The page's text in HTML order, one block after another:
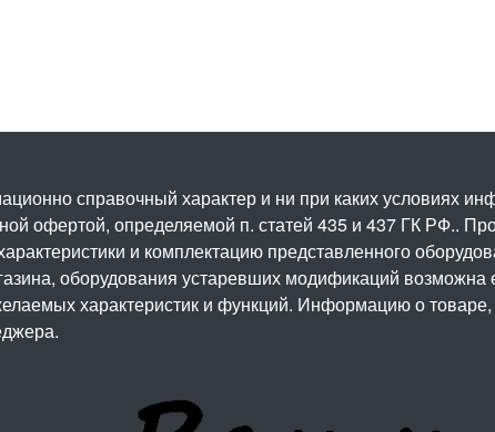
справочный характер и ни при каких условиях
офертой, определяемой п. статей 435 и 437 ГК РФ..
и комплектацию представленного
оборудования устаревших модификаций
характеристик и функций. Информацию о товаре,